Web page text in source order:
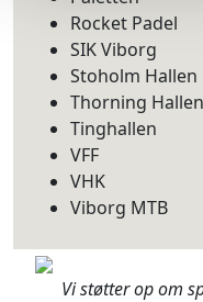
Rocket Padel
SIK Viborg
Stoholm Hallen
Thorning Hallen
Tinghallen
VFF
VHK
Viborg MTB
Vi støtter op om